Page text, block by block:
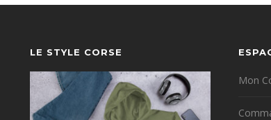
LE STYLE CORSE
Mon